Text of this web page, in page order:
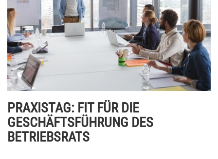
PRAXISTAG: FIT FÜR DIE
GESCHÄFTSFÜHRUNG DES
BETRIEBSRATS